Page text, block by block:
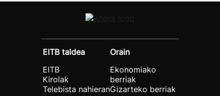
EITB taldea
EITB
Kirolak
Telebista nahieran
Orain
Ekonomiako
berriak
Gizarteko berriak